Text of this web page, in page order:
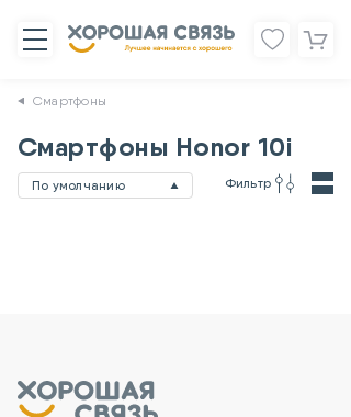
Смартфоны
Смартфоны Honor 10i
По умолчанию Фильтр